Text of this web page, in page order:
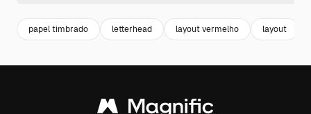
papel timbrado letterhead layout vermelho layout